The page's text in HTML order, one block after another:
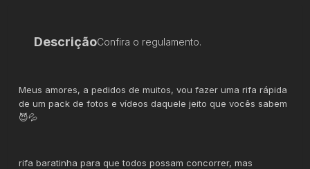
DescriçãoConfira o regulamento.
Meus amores, a pedidos de muitos, vou fazer uma rifa rápida
de um pack de fotos e vídeos daquele jeito que vocês sabem
😈💦
rifa baratinha para que todos possam concorrer, mas